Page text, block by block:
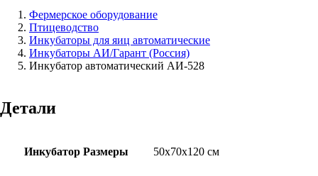
Фермерское оборудование
Птицеводство
Инкубаторы для яиц автоматические
Инкубаторы АИ/Гарант (Россия)
Инкубатор автоматический АИ-528
Детали
Инкубатор Размеры 50х70х120 см